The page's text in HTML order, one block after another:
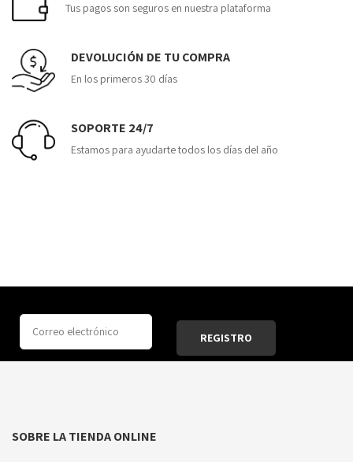
Tus pagos son seguros en nuestra plataforma
DEVOLUCIÓN DE TU COMPRA
En los primeros 30 días
SOPORTE 24/7
Estamos para ayudarte todos los días del año
SOBRE LA TIENDA ONLINE